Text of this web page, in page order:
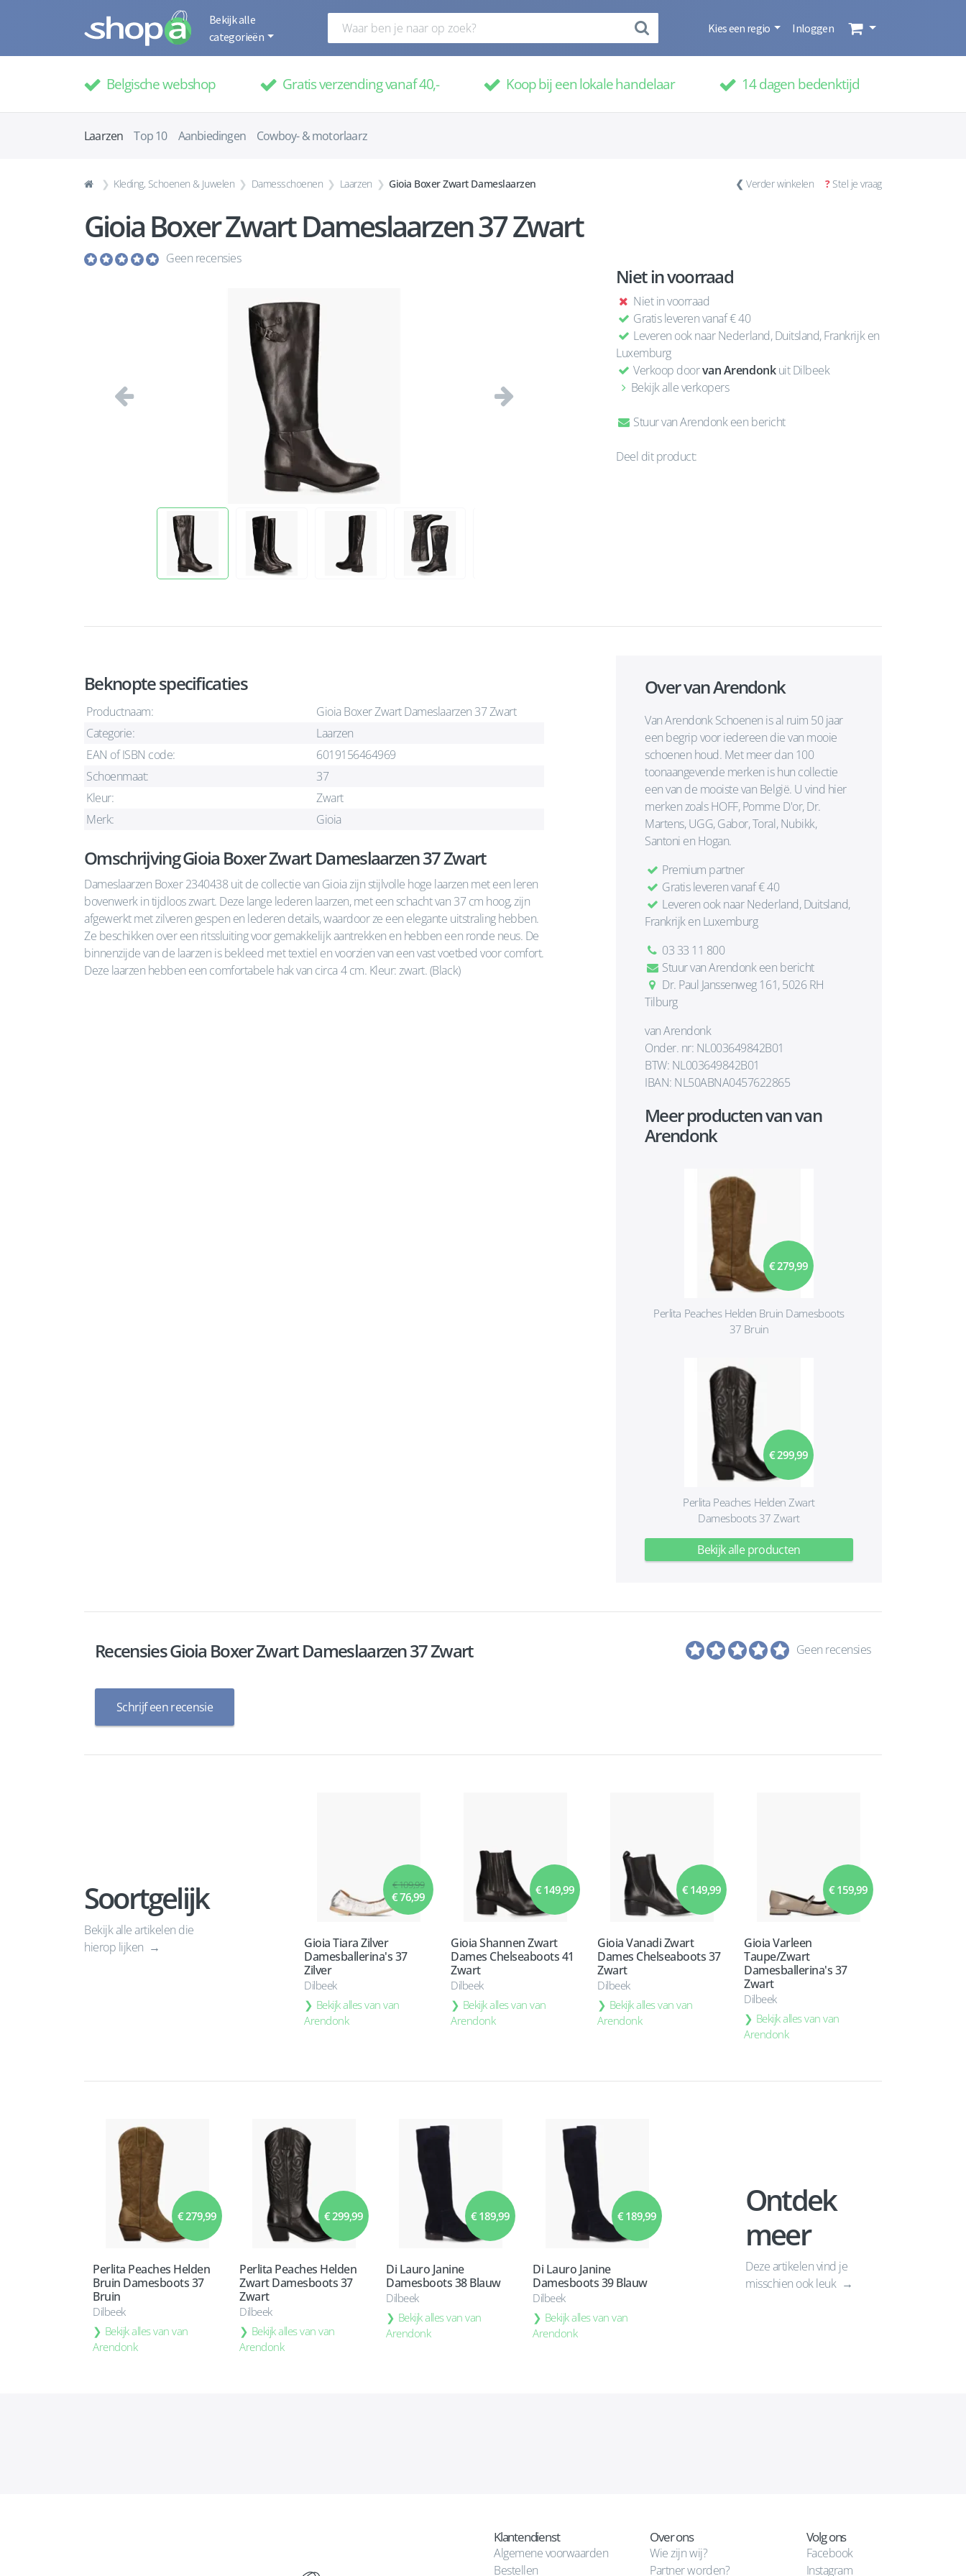
Bekijk alle
categorieën
Kies een regio Inloggen
Belgische webshop Gratis verzending vanaf 40,- Koop bij een lokale handelaar 14 dagen bedenktijd
Laarzen Top 10 Aanbiedingen Cowboy- & motorlaarz
Kleding, Schoenen & Juwelen Damesschoenen Laarzen Gioia Boxer Zwart Dameslaarzen ❮ Verder winkelen ? Stel je vraag
Gioia Boxer Zwart Dameslaarzen 37 Zwart
Geen recensies
Vorige Volgende
Niet in voorraad
Niet in voorraad
Gratis leveren vanaf € 40
Leveren ook naar Nederland, Duitsland, Frankrijk en
Luxemburg
Verkoop doorvan Arendonkuit Dilbeek
Bekijk alle verkopers
Stuur van Arendonk een bericht
Deel dit product:
Beknopte specificaties
Productnaam:
Gioia Boxer Zwart Dameslaarzen 37 Zwart
Categorie:
Laarzen
EAN of ISBN code:
6019156464969
Schoenmaat:
37
Kleur:
Zwart
Merk:
Gioia
Omschrijving Gioia Boxer Zwart Dameslaarzen 37 Zwart
Dameslaarzen Boxer 2340438 uit de collectie van Gioia zijn stijlvolle hoge laarzen met een leren
bovenwerk in tijdloos zwart. Deze lange lederen laarzen, met een schacht van 37 cm hoog, zijn
afgewerkt met zilveren gespen en lederen details, waardoor ze een elegante uitstraling hebben.
Ze beschikken over een ritssluiting voor gemakkelijk aantrekken en hebben een ronde neus. De
binnenzijde van de laarzen is bekleed met textiel en voorzien van een vast voetbed voor comfort.
Deze laarzen hebben een comfortabele hak van circa 4 cm. Kleur: zwart. (Black)
Over van Arendonk
Van Arendonk Schoenen is al ruim 50 jaar
een begrip voor iedereen die van mooie
schoenen houd. Met meer dan 100
toonaangevende merken is hun collectie
een van de mooiste van België. U vind hier
merken zoals HOFF, Pomme D'or, Dr.
Martens, UGG, Gabor, Toral, Nubikk,
Santoni en Hogan.
Premium partner
Gratis leveren vanaf € 40
Leveren ook naar Nederland, Duitsland,
Frankrijk en Luxemburg
03 33 11 800
Stuur van Arendonk een bericht
Dr. Paul Janssenweg 161, 5026 RH
Tilburg
van Arendonk
Onder. nr: NL003649842B01
BTW: NL003649842B01
IBAN: NL50ABNA0457622865
Meer producten van van
Arendonk
€ 279,99
Perlita Peaches Helden Bruin Damesboots
37 Bruin
€ 299,99
Perlita Peaches Helden Zwart
Damesboots 37 Zwart
Bekijk alle producten
Recensies Gioia Boxer Zwart Dameslaarzen 37 Zwart Geen recensies
Schrijf een recensie
Soortgelijk
Bekijk alle artikelen die
hierop lijken
€ 109,99
€ 76,99
Gioia Tiara Zilver
Damesballerina's 37
Zilver
Dilbeek
Bekijk alles van van
Arendonk
€ 149,99
Gioia Shannen Zwart
Dames Chelseaboots 41
Zwart
Dilbeek
Bekijk alles van van
Arendonk
€ 149,99
Gioia Vanadi Zwart
Dames Chelseaboots 37
Zwart
Dilbeek
Bekijk alles van van
Arendonk
€ 159,99
Gioia Varleen
Taupe/Zwart
Damesballerina's 37
Zwart
Dilbeek
Bekijk alles van van
Arendonk
€ 279,99
Perlita Peaches Helden
Bruin Damesboots 37
Bruin
Dilbeek
Bekijk alles van van
Arendonk
€ 299,99
Perlita Peaches Helden
Zwart Damesboots 37
Zwart
Dilbeek
Bekijk alles van van
Arendonk
€ 189,99
Di Lauro Janine
Damesboots 38 Blauw
Dilbeek
Bekijk alles van van
Arendonk
€ 189,99
Di Lauro Janine
Damesboots 39 Blauw
Dilbeek
Bekijk alles van van
Arendonk
Ontdek
meer
Deze artikelen vind je
misschien ook leuk
Klantendienst
Algemene voorwaarden
Bestellen
Over ons
Wie zijn wij?
Partner worden?
Volg ons
Facebook
Instagram